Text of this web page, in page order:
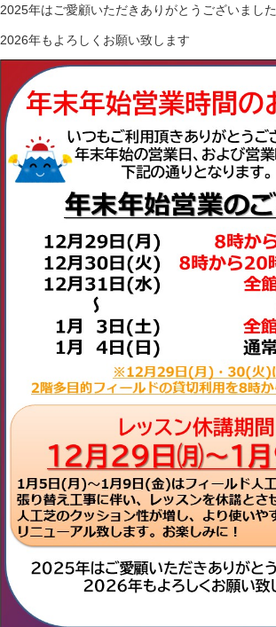
2025年はご愛顧いただきありがとうございました
2026年もよろしくお願い致します